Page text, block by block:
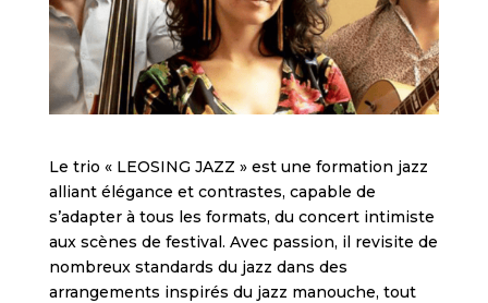
Le trio « LEOSING JAZZ » est une formation jazz
alliant élégance et contrastes, capable de
s’adapter à tous les formats, du concert intimiste
aux scènes de festival. Avec passion, il revisite de
nombreux standards du jazz dans des
arrangements inspirés du jazz manouche, tout